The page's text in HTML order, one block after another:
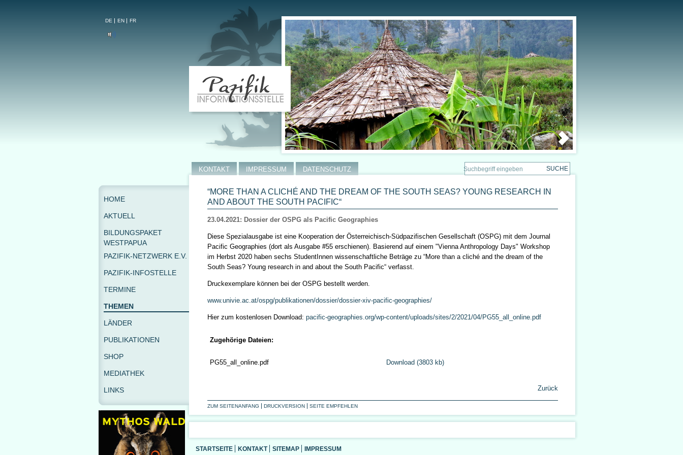
DE EN FR
“MORE THAN A CLICHÉ AND THE DREAM OF THE SOUTH SEAS? YOUNG RESEARCH IN
AND ABOUT THE SOUTH PACIFIC“
23.04.2021: Dossier der OSPG als Pacific Geographies
Diese Spezialausgabe ist eine Kooperation der Österreichisch-Südpazifischen Gesellschaft (OSPG) mit dem Journal
Pacific Geographies (dort als Ausgabe #55 erschienen). Basierend auf einem "Vienna Anthropology Days" Workshop
im Herbst 2020 haben sechs StudentInnen wissenschaftliche Beträge zu “More than a cliché and the dream of the
South Seas? Young research in and about the South Pacific“ verfasst.
Druckexemplare können bei der OSPG bestellt werden.
www.univie.ac.at/ospg/publikationen/dossier/dossier-xiv-pacific-geographies/
Hier zum kostenlosen Download: pacific-geographies.org/wp-content/uploads/sites/2/2021/04/PG55_all_online.pdf
Zugehörige Dateien:
PG55_all_online.pdf Download (3803 kb)
Zurück
ZUM SEITENANFANG DRUCKVERSION SEITE EMPFEHLEN
STARTSEITE KONTAKT SITEMAP IMPRESSUM
KONTAKT IMPRESSUM DATENSCHUTZ
HOME
AKTUELL
BILDUNGSPAKET
WESTPAPUA
PAZIFIK-NETZWERK E.V.
PAZIFIK-INFOSTELLE
TERMINE
THEMEN
LÄNDER
PUBLIKATIONEN
SHOP
MEDIATHEK
LINKS